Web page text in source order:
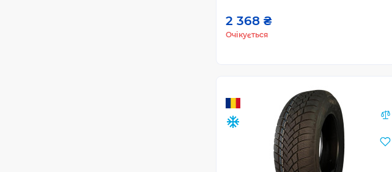
2 368 ₴
Очікується